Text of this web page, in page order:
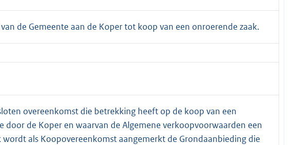
de Gemeente aan de Koper tot koop van een onroerende zaak.
overeenkomst die betrekking heeft op de koop van een
door de Koper en waarvan de Algemene verkoopvoorwaarden een
als Koopovereenkomst aangemerkt de Grondaanbieding die